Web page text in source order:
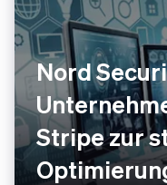
Nord
Stripe zur